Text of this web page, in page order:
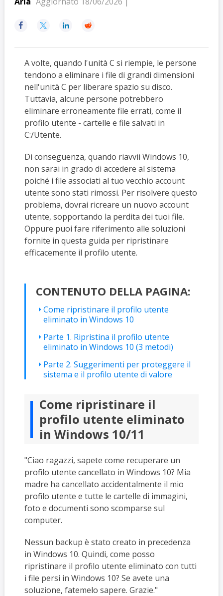
   
A volte, quando l'unità C si riempie, le persone
tendono a eliminare i file di grandi dimensioni
nell'unità C per liberare spazio su disco.
Tuttavia, alcune persone potrebbero
eliminare erroneamente file errati, come il
profilo utente - cartelle e file salvati in
C:/Utente.
Di conseguenza, quando riavvii Windows 10,
non sarai in grado di accedere al sistema
poiché i file associati al tuo vecchio account
utente sono stati rimossi. Per risolvere questo
problema, dovrai ricreare un nuovo account
utente, sopportando la perdita dei tuoi file.
Oppure puoi fare riferimento alle soluzioni
fornite in questa guida per ripristinare
efficacemente il profilo utente.
CONTENUTO DELLA PAGINA:
Come ripristinare il profilo utente
eliminato in Windows 10
Parte 1. Ripristina il profilo utente
eliminato in Windows 10 (3 metodi)
Parte 2. Suggerimenti per proteggere il
sistema e il profilo utente di valore
Come ripristinare il
profilo utente eliminato
in Windows 10/11
"Ciao ragazzi, sapete come recuperare un
profilo utente cancellato in Windows 10? Mia
madre ha cancellato accidentalmente il mio
profilo utente e tutte le cartelle di immagini,
foto e documenti sono scomparse sul
computer.
Nessun backup è stato creato in precedenza
in Windows 10. Quindi, come posso
ripristinare il profilo utente eliminato con tutti
i file persi in Windows 10? Se avete una
soluzione, fatemelo sapere. Grazie."